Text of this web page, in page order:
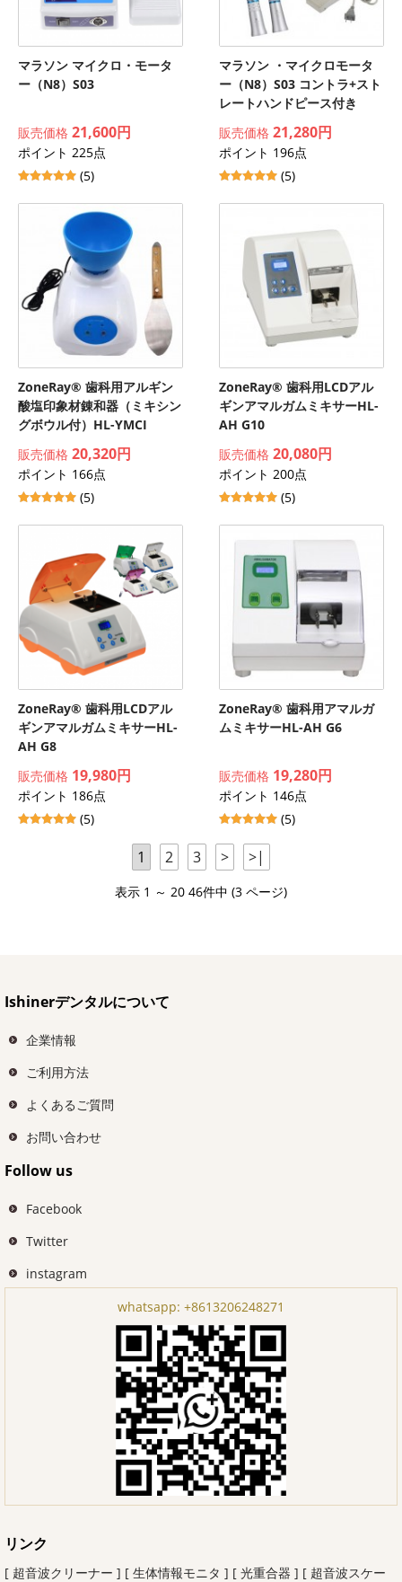
マラソン マイクロ・モータ
ー（N8）S03
販売価格 21,600円
ポイント 225点
(5)
マラソン ・マイクロモータ
ー（N8）S03 コントラ+スト
レートハンドピース付き
販売価格 21,280円
ポイント 196点
(5)
ZoneRay® 歯科用アルギン
酸塩印象材錬和器（ミキシン
グボウル付）HL-YMCI
販売価格 20,320円
ポイント 166点
(5)
ZoneRay® 歯科用LCDアル
ギンアマルガムミキサーHL-
AH G10
販売価格 20,080円
ポイント 200点
(5)
ZoneRay® 歯科用LCDアル
ギンアマルガムミキサーHL-
AH G8
販売価格 19,980円
ポイント 186点
(5)
ZoneRay® 歯科用アマルガ
ムミキサーHL-AH G6
販売価格 19,280円
ポイント 146点
(5)
1 2 3 > >|
表示 1 ～ 20 46件中 (3 ページ)
Ishinerデンタルについて
企業情報
ご利用方法
よくあるご質問
お問い合わせ
Follow us
Facebook
Twitter
instagram
whatsapp: +8613206248271
リンク
[ 超音波クリーナー ] [ 生体情報モニタ ] [ 光重合器 ] [ 超音波スケー